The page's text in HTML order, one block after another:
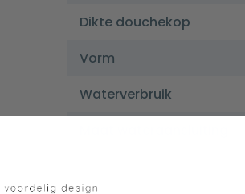
Dikte douchekop
Vorm
Waterverbruik